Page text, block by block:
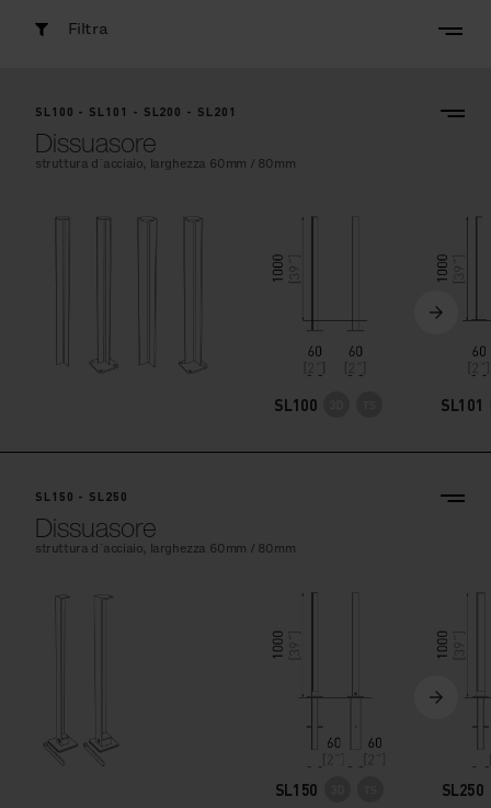
Filtra
SL100 - SL101 - SL200 - SL201
Dissuasore
struttura d´acciaio, larghezza 60mm / 80mm
SL100 SL101
SL150 - SL250
Dissuasore
struttura d´acciaio, larghezza 60mm / 80mm
SL150 SL250